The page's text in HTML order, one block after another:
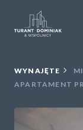
WYNAJĘTE
APARTAMENT